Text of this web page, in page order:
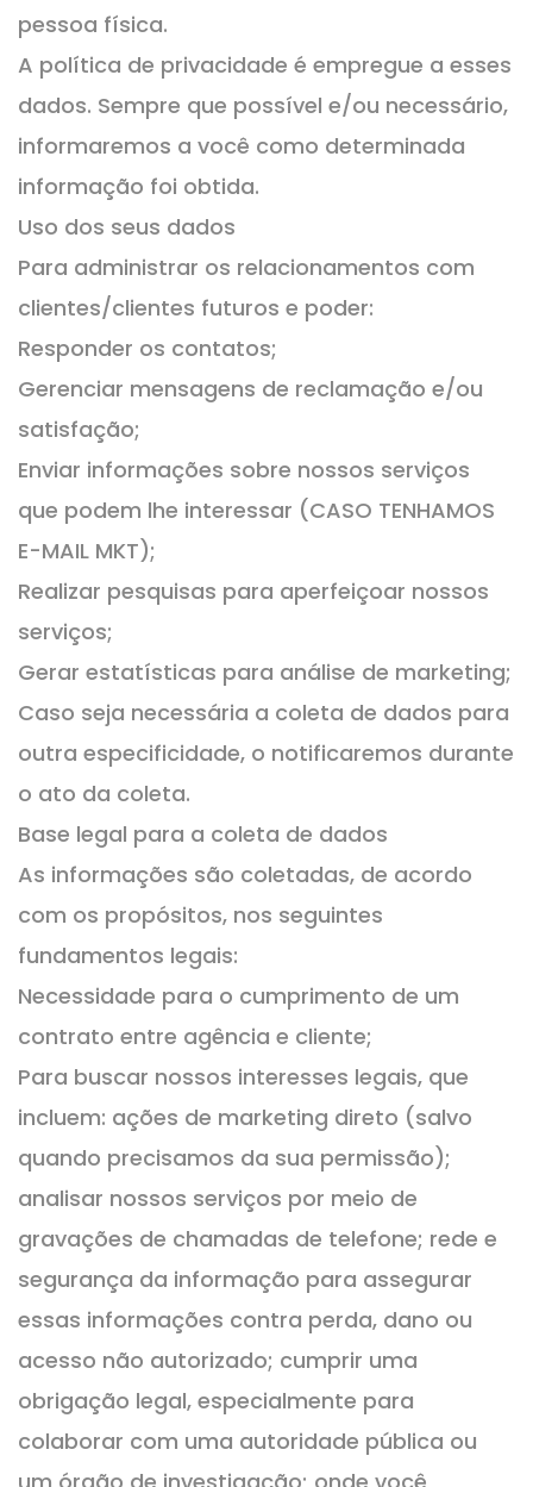
pessoa física.
A política de privacidade é empregue a esses
dados. Sempre que possível e/ou necessário,
informaremos a você como determinada
informação foi obtida.
Uso dos seus dados
Para administrar os relacionamentos com
clientes/clientes futuros e poder:
Responder os contatos;
Gerenciar mensagens de reclamação e/ou
satisfação;
Enviar informações sobre nossos serviços
que podem lhe interessar (CASO TENHAMOS
E-MAIL MKT);
Realizar pesquisas para aperfeiçoar nossos
serviços;
Gerar estatísticas para análise de marketing;
Caso seja necessária a coleta de dados para
outra especificidade, o notificaremos durante
o ato da coleta.
Base legal para a coleta de dados
As informações são coletadas, de acordo
com os propósitos, nos seguintes
fundamentos legais:
Necessidade para o cumprimento de um
contrato entre agência e cliente;
Para buscar nossos interesses legais, que
incluem: ações de marketing direto (salvo
quando precisamos da sua permissão);
analisar nossos serviços por meio de
gravações de chamadas de telefone; rede e
segurança da informação para assegurar
essas informações contra perda, dano ou
acesso não autorizado; cumprir uma
obrigação legal, especialmente para
colaborar com uma autoridade pública ou